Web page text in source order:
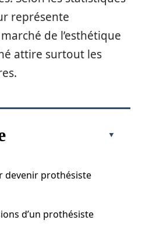
représente
de l’esthétique
attire surtout les
devenir prothésiste
d’un prothésiste